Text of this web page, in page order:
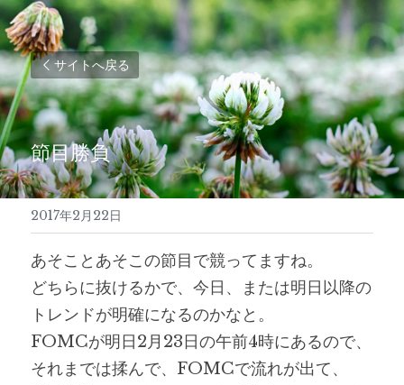
サイトへ戻る
節目勝負
2017年2月22日
あそことあそこの節目で競ってますね。
どちらに抜けるかで、今日、または明日以降の
トレンドが明確になるのかなと。
FOMCが明日2月23日の午前4時にあるので、
それまでは揉んで、FOMCで流れが出て、